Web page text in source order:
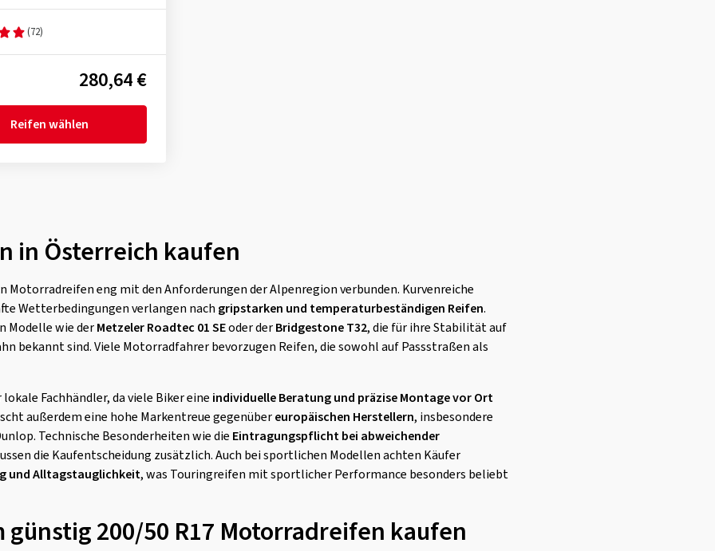
(72)
280,64 €
Reifen wählen
in Österreich kaufen
Motorradreifen eng mit den Anforderungen der Alpenregion verbunden. Kurvenreiche
Wetterbedingungen verlangen nach gripstarken und temperaturbeständigen Reifen.
Modelle wie derMetzeler Roadtec 01 SEoder derBridgestone T32, die für ihre Stabilität auf
bekannt sind. Viele Motorradfahrer bevorzugen Reifen, die sowohl auf Passstraßen als
Fachhändler, da viele Biker eine individuelle Beratung und präzise Montage vor Ort
außerdem eine hohe Markentreue gegenübereuropäischen Herstellern, insbesondere
Technische Besonderheiten wie die Eintragungspflicht bei abweichender
die Kaufentscheidung zusätzlich. Auch bei sportlichen Modellen achten Käufer
und Alltagstauglichkeit, was Touringreifen mit sportlicher Performance besonders beliebt
günstig 200/50 R17 Motorradreifen kaufen